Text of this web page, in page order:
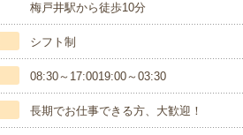
梅戸井駅から徒歩10分
シフト制
08:30～17:0019:00～03:30
長期でお仕事できる方、大歓迎！